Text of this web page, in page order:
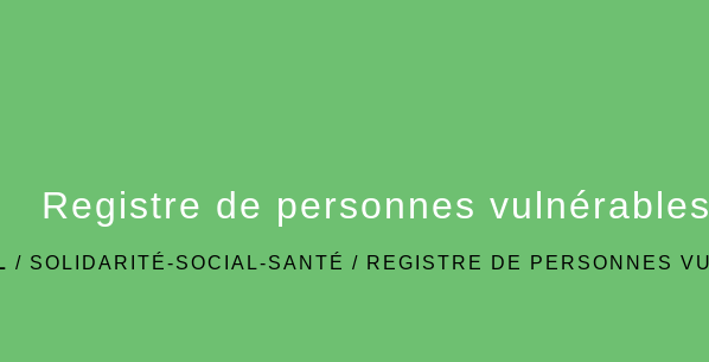
Registre de personnes vulnérables
/ SOLIDARITÉ-SOCIAL-SANTÉ / REGISTRE DE PERSONNES